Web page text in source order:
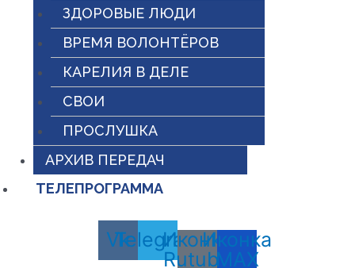
ЗДОРОВЫЕ ЛЮДИ
ВРЕМЯ ВОЛОНТЁРОВ
КАРЕЛИЯ В ДЕЛЕ
СВОИ
ПРОСЛУШКА
АРХИВ ПЕРЕДАЧ
ТЕЛЕПРОГРАММА
Vk
Telegram
Иконка
Rutube
Иконка
MAX